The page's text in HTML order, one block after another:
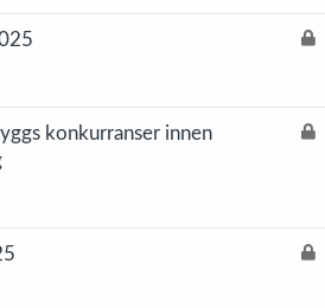
L
L
konkurranser innen
L